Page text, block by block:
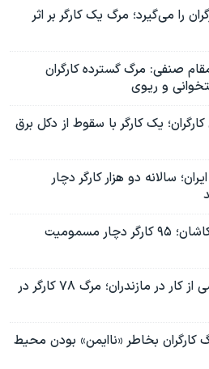
را می‌گیرد؛ مرگ یک کارگر بر اثر
صنفی: مرگ گسترده کارگران
و ریوی
یک کارگر با سقوط از دکل برق
سالانه دو هزار کارگر دچار
دو حادثه در یک کارخانه در کاشان؛ ۹۵ کارگر دچار مسمومیت
افزایش ۴ درصدی تلفات ناشی از کار در مازندران؛ مرگ ۷۸ کارگر در
کارگران بخاطر «ناایمن» بودن محیط